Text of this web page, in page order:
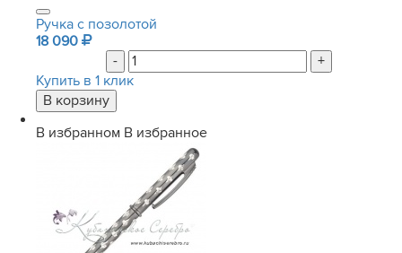
Ручка с позолотой
18 090
-
+
Купить в 1 клик
В избранном В избранное